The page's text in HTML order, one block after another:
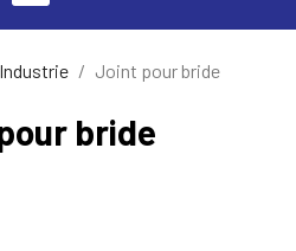
Industrie Joint pour bride
bride